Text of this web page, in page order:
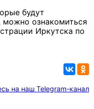
будут
можно ознакомиться
Иркутска по
на наш Telegram-канал